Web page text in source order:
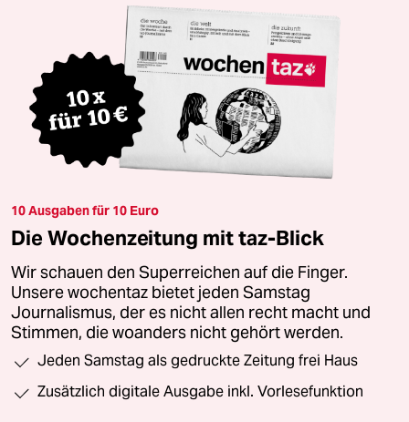
10 Ausgaben für 10 Euro
Die Wochenzeitung mit taz-Blick
Wir schauen den Superreichen auf die Finger.
Unsere wochentaz bietet jeden Samstag
Journalismus, der es nicht allen recht macht und
Stimmen, die woanders nicht gehört werden.
Jeden Samstag als gedruckte Zeitung frei Haus
Zusätzlich digitale Ausgabe inkl. Vorlesefunktion